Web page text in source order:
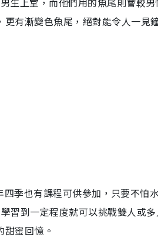
有漸變色魚尾，絕對能令人一見
季也有課程可供參加，只要不怕
習到一定程度就可以挑戰雙人或
蜜回憶。